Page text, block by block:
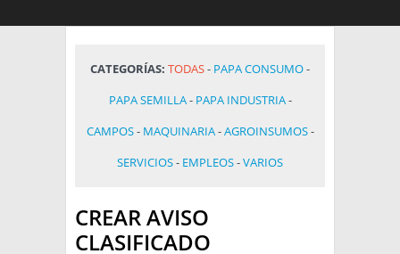
MERCADOS
NOTICIAS
EN ESPAÑOL
OTROS IDIOMAS
EL MUNDO
CATEGORÍAS: TODAS- PAPA CONSUMO-
PAPA SEMILLA- PAPA INDUSTRIA-
CAMPOS- MAQUINARIA-AGROINSUMOS-
SERVICIOS- EMPLEOS-VARIOS
CREAR AVISO
CLASIFICADO